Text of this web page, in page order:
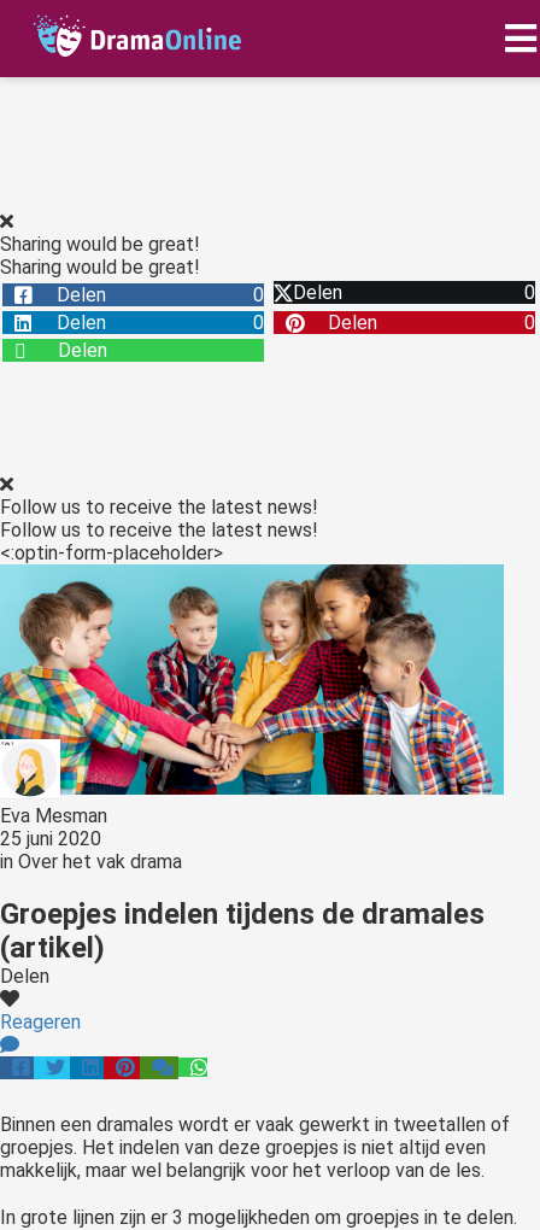
Sharing would be great!
Sharing would be great!
Delen
0 Delen
0
Delen
0 Delen
0
Delen
Follow us to receive the latest news!
Follow us to receive the latest news!
<:optin-form-placeholder>
Eva Mesman
25 juni 2020
in Over het vak drama
Groepjes indelen tijdens de dramales
(artikel)
Delen
Reageren
Binnen een dramales wordt er vaak gewerkt in tweetallen of
groepjes. Het indelen van deze groepjes is niet altijd even
makkelijk, maar wel belangrijk voor het verloop van de les.
In grote lijnen zijn er 3 mogelijkheden om groepjes in te delen.
zijn
deze
kan de
worden
om
te
over
van
op
gebruikt
te
Hierdoor
website-